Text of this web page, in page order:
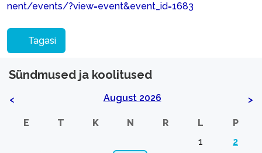
nent/events/?view=event&event_id=1683
Tagasi
Sündmused ja koolitused
< August 2026 >
E T K N R L
P
1
2